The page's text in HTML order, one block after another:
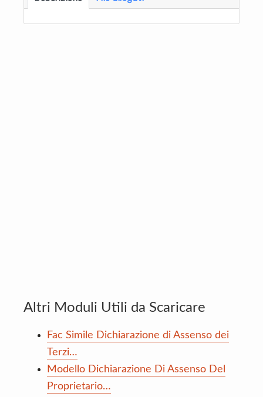
Altri Moduli Utili da Scaricare
Fac Simile Dichiarazione di Assenso dei
Terzi…
Modello Dichiarazione Di Assenso Del
Proprietario…